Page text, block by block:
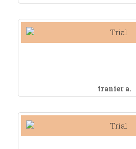
tranier a.